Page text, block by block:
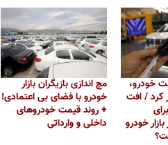
خودرو،
کرد / افت
خودرو
مچ اندازی بازیگران بازار
خودرو با فضای بی اعتمادی!
+ روند قیمت خودروهای
داخلی و وارداتی